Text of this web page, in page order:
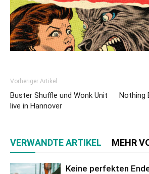
Vorheriger Artikel
Buster Shuffle und Wonk Unit
live in Hannover
Nothing
VERWANDTE ARTIKEL MEHR
Keine perfekten